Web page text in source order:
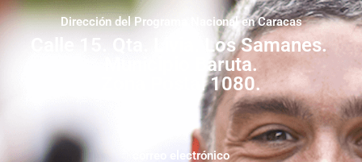
Dirección del Programa Nacional en Caracas
Calle 15. Qta. Livia. Los Samanes.
Municipio Baruta.
Zona Postal 1080.
correo electrónico